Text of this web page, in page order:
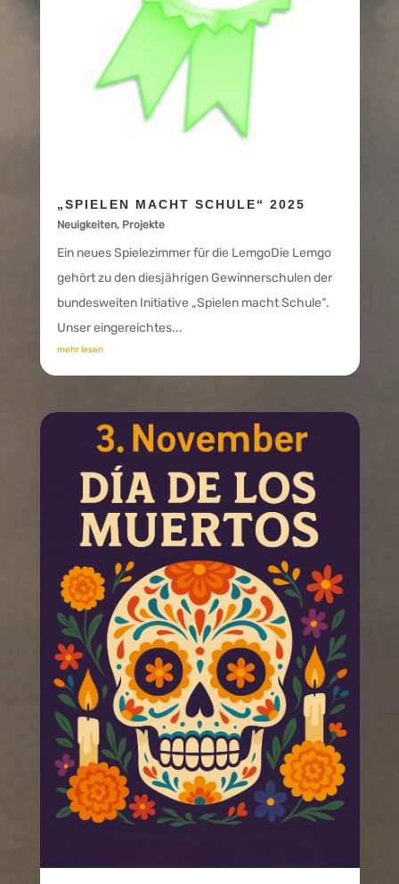
„SPIELEN MACHT SCHULE“ 2025
Neuigkeiten, Projekte
Ein neues Spielezimmer für die LemgoDie Lemgo
gehört zu den diesjährigen Gewinnerschulen der
bundesweiten Initiative „Spielen macht Schule“.
Unser eingereichtes...
mehr lesen